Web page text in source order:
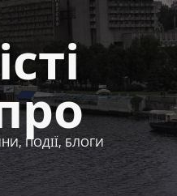
ПОДІЇ, БЛОГИ